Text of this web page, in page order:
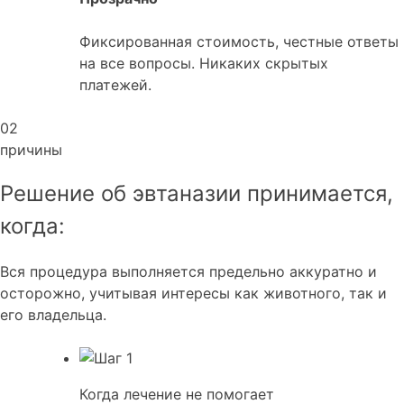
Фиксированная стоимость, честные ответы
на все вопросы. Никаких скрытых
платежей.
02
причины
Решение об эвтаназии принимается,
когда:
Вся процедура выполняется предельно аккуратно и
осторожно, учитывая интересы как животного, так и
его владельца.
Когда лечение не помогает